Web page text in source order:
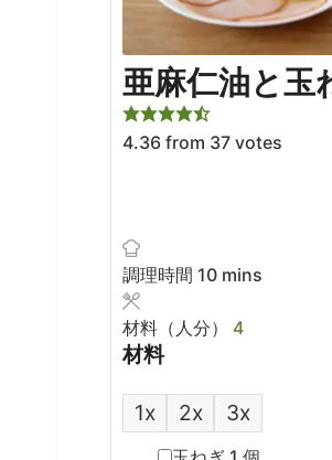
亜麻仁油と玉
4.36 from 37 votes
調理時間 10minutes
mins
材料（人分） 4
材料
1x 2x 3x
▢